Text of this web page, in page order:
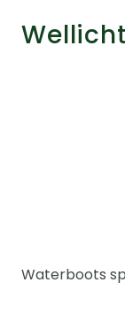
Waterboots